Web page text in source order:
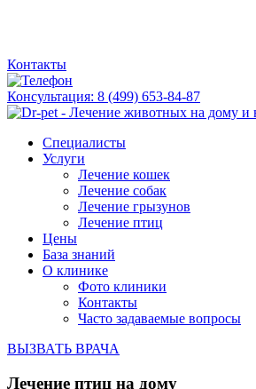
Контакты
Консультация: 8 (499) 653-84-87
Специалисты
Услуги
Лечение кошек
Лечение собак
Лечение грызунов
Лечение птиц
Цены
База знаний
О клинике
Фото клиники
Контакты
Часто задаваемые вопросы
ВЫЗВАТЬ ВРАЧА
Лечение птиц на дому